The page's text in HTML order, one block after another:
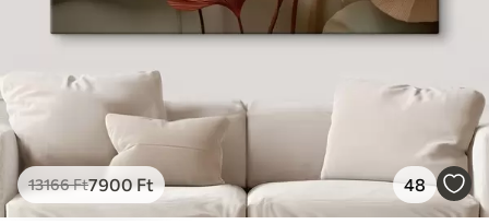
13166Ft7900Ft 48